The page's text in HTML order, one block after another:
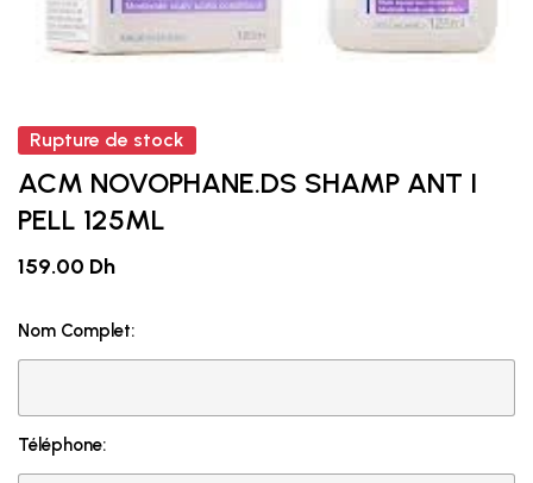
Rupture de stock
ACM NOVOPHANE.DS SHAMP ANT I
PELL 125ML
159.00 Dh
Nom Complet:
Téléphone: